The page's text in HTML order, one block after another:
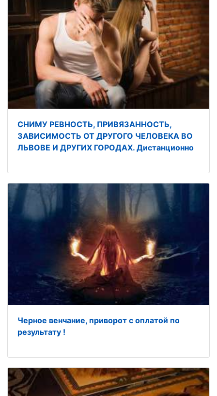
СНИМУ РЕВНОСТЬ, ПРИВЯЗАННОСТЬ,
ЗАВИСИМОСТЬ ОТ ДРУГОГО ЧЕЛОВЕКА ВО
ЛЬВОВЕ И ДРУГИХ ГОРОДАХ. Дистанционно
Черное венчание, приворот с оплатой по
результату !